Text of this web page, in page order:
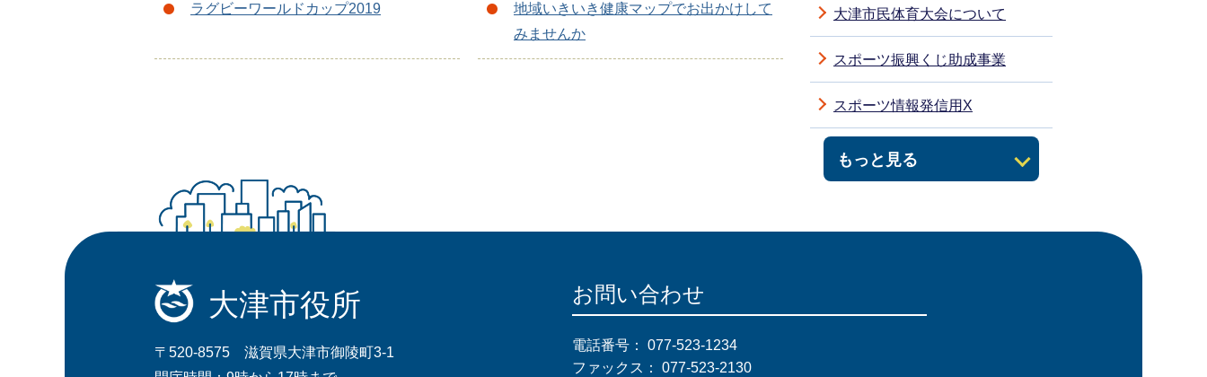
ラグビーワールドカップ2019
地域いきいき健康マップでお出かけして
みませんか
大津市民体育大会について
もっと見る
スポーツ振興くじ助成事業
スポーツ情報発信用X
大津市役所
〒520-8575 滋賀県大津市御陵町3-1
お問い合わせ
電話番号： 077-523-1234
ファックス： 077-523-2130